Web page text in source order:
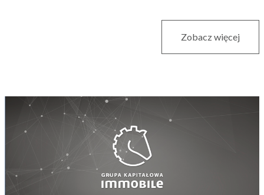
Zobacz więcej